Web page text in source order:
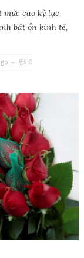
cao kỷ lục
bất ổn kinh tế,
0